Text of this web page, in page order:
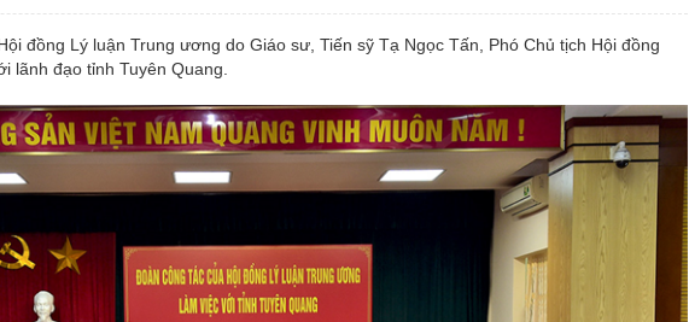
đồng Lý luận Trung ương do Giáo sư, Tiến sỹ Tạ Ngọc Tấn, Phó Chủ tịch Hội đồng
lãnh đạo tỉnh Tuyên Quang.